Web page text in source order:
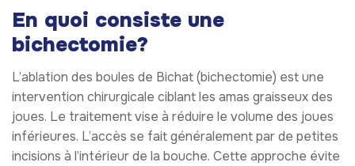
En quoi consiste une
bichectomie?
L’ablation des boules de Bichat (bichectomie) est une
intervention chirurgicale ciblant les amas graisseux des
joues. Le traitement vise à réduire le volume des joues
inférieures. L’accès se fait généralement par de petites
incisions à l’intérieur de la bouche. Cette approche évite